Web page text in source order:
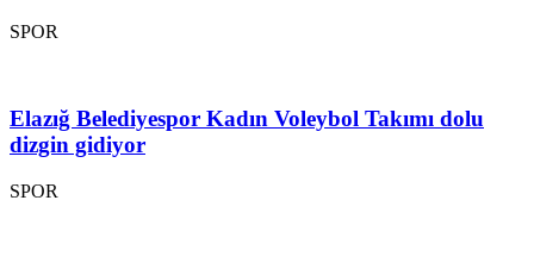
SPOR
Elazığ Belediyespor Kadın Voleybol Takımı dolu
dizgin gidiyor
SPOR